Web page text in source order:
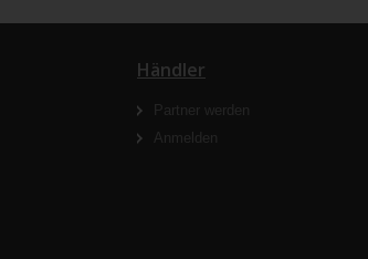
Händler
Partner werden
Anmelden